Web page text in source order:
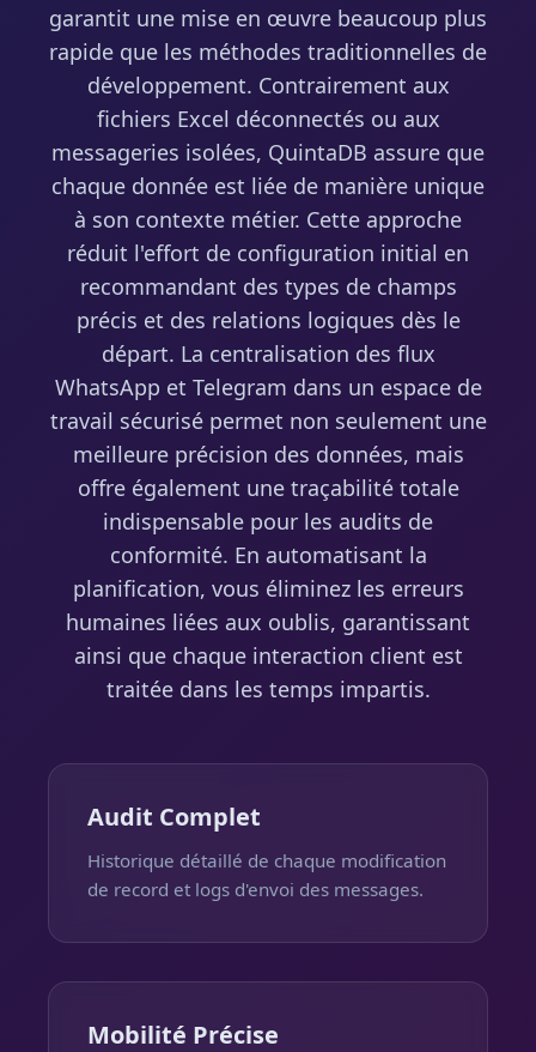
garantit une mise en œuvre beaucoup plus
rapide que les méthodes traditionnelles de
développement. Contrairement aux
fichiers Excel déconnectés ou aux
messageries isolées, QuintaDB assure que
chaque donnée est liée de manière unique
à son contexte métier. Cette approche
réduit l'effort de configuration initial en
recommandant des types de champs
précis et des relations logiques dès le
départ. La centralisation des flux
WhatsApp et Telegram dans un espace de
travail sécurisé permet non seulement une
meilleure précision des données, mais
offre également une traçabilité totale
indispensable pour les audits de
conformité. En automatisant la
planification, vous éliminez les erreurs
humaines liées aux oublis, garantissant
ainsi que chaque interaction client est
traitée dans les temps impartis.
Audit Complet
Historique détaillé de chaque modification
de record et logs d'envoi des messages.
Mobilité Précise